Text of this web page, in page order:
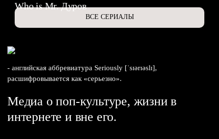
Who is Mr. Дуров
ВСЕ СЕРИАЛЫ
- английская аббревиатура Seriously [ˈsɪərɪəslɪ],
расшифровывается как «серьезно».
Медиа о поп-культуре, жизни в
интернете и вне его.